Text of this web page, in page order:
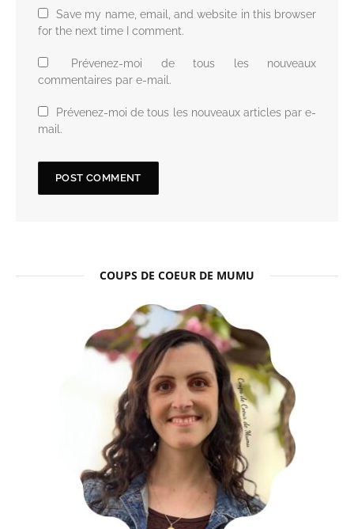
Save my name, email, and website in this browser
for the next time I comment.
Prévenez-moi de tous les nouveaux
commentaires par e-mail.
Prévenez-moi de tous les nouveaux articles par e-
mail.
COUPS DE COEUR DE MUMU